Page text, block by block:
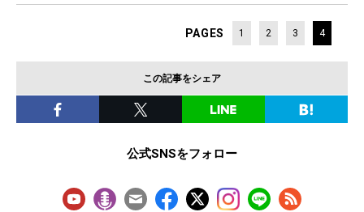
PAGES 1 2 3 4
この記事をシェア
公式SNSをフォロー